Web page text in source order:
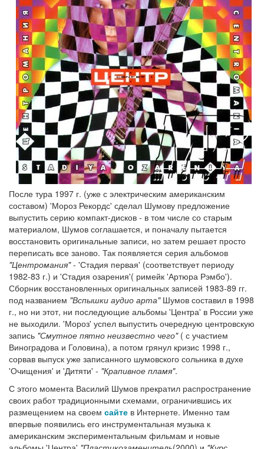
После тура 1997 г. (уже с электрическим американским
составом) 'Мороз Рекордс' сделал Шумову предложение
выпустить серию компакт-дисков - в том числе со старым
материалом, Шумов соглашается, и поначалу пытается
восстановить оригинальные записи, но затем решает просто
переписать все заново. Так появляется серия альбомов
"Центромания"- 'Стадия первая' (соответствует периоду
1982-83 г.) и 'Стадия озарения'( римейк 'Артюра Рэмбо').
Сборник восстановленных оригинальных записей 1983-89 гг.
под названием "Вспышки аудио арта"Шумов составил в 1998
г., но ни этот, ни последующие альбомы 'Центра' в России уже
не выходили. 'Мороз' успел выпустить очередную центровскую
запись "Смутное пятно неизвестно чего"( с участием
Виноградова и Головина), а потом грянул кризис 1998 г.,
сорвав выпуск уже записанного шумовского сольника в духе
'Очищения' и 'Дитяти' - "Крапивное пламя".
С этого момента Василий Шумов прекратил распространение
своих работ традиционными схемами, ограничившись их
размещением на своем сайте в Интернете. Именно там
впервые появились его инструментальная музыка к
американским экспериментальным фильмам и новые